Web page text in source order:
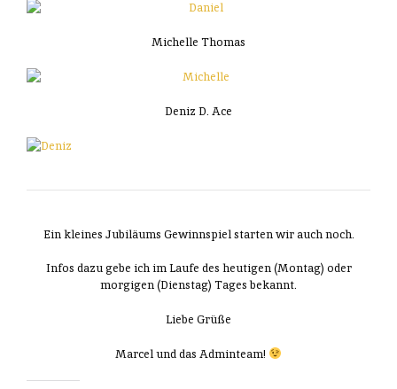
Michelle Thomas
Deniz D. Ace
Ein kleines Jubiläums Gewinnspiel starten wir auch noch.
Infos dazu gebe ich im Laufe des heutigen (Montag) oder
morgigen (Dienstag) Tages bekannt.
Liebe Grüße
Marcel und das Adminteam!